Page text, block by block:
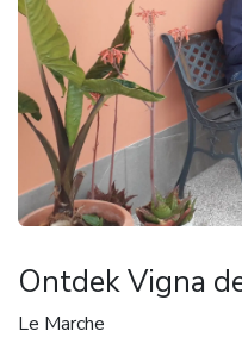
Ontdek Vigna
Le Marche